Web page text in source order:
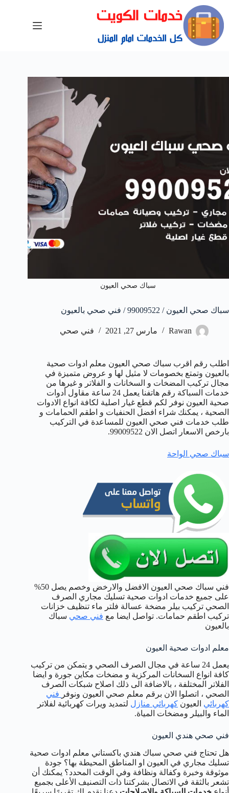
سباك صحي العيون
سباك صحي العيون / 99009522 / فني صحي بالعيون
Rawan مارس 27, 2021 فني صحي
اطلب رقم اقرب سباك صحي العيون معلم ادوات صحية
بالعيون وتمتع بخصومات لا مثيل لها و عروض متميزة في
مجال تركيب المضخات و السخانات و الفلاتر و غيرها من
خدمات السباكة رقم هاتفنا يعمل 24 ساعة مقاول أدوات
صحية العيون نوفر لكم قطع غيار اصلية لكافة انواع الادوات
الصحية ، يمكنك شراء افضل الحنفيات و اطقم الحمامات و
طلب خدمات فني صحي العيون للمساعدة في التركيب
بارخص الاسعار اتصل الان 99009522.
سباك صحي الواحة
فني سباك صحي العيون الافضل والارخض وخصم يصل 50%
على جميع خدمات ادوات صحية تسليك مجاري الصرف
الصحي تركيب بيلر مضخة عسالة فلتر ماء تنظيف خزانات
تركيب اطقم حمامات. تواصل ايضا مع فني صحي سباك
بالعيون
معلم ادوات صحية العيون
يعمل 24 ساعة في مجال الصرف الصحي و يتمكن من تركيب
كافة انواع السخانات المركزية و مضخات مكاين جورة و ايضا
الفلاتر المختلفة ، بالاضافة الى ذلك اصلاح شبكات الصرف
الصحي ، اتصلوا الان برقم معلم صحي العيون ونوفر فني
كهربائي العيون كهربائي منازل لتمديد ويرات كهربائية لفلاتر
الماء والبيلر ومضخات المياة.
فني صحي هندي العيون
هل تحتاج فني صحي سباك هندي باكستاني معلم ادوات صحية
تسليك مجاري في العيون او المناطق المحيطة بها؟ جودة
موثوقة وخبرة وكفالة ونظافة وفي الوقت المحدد؟ يمكنك أن
تشعر بالثقة في الاتصال بشركتنا ذات التصنيف الأعلى بجميع